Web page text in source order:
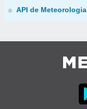
API de Meteorologia